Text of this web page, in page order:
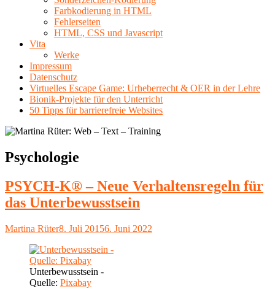
Farbkodierung in HTML
Fehlerseiten
HTML, CSS und Javascript
Vita
Werke
Impressum
Datenschutz
Virtuelles Escape Game: Urheberrecht & OER in der Lehre
Bionik-Projekte für den Unterricht
50 Tipps für barrierefreie Websites
Schlagwort:
Psychologie
PSYCH-K® – Neue Verhaltensregeln für
das Unterbewusstsein
Autor
Martina RüterVeröffentlicht
8. Juli 20156. Juni 2022
Unterbewusstsein -
Quelle: Pixabay